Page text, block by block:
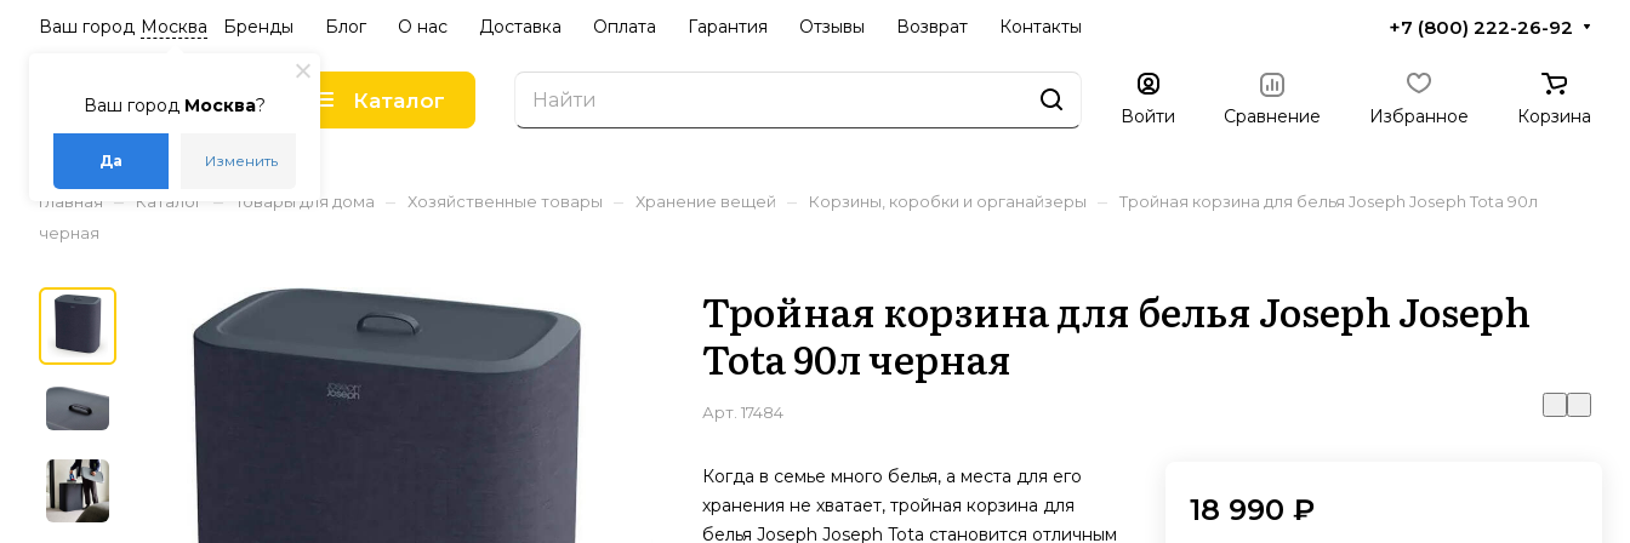
Ваш город Москва?
Да Изменить
Ваш город Москва Бренды Блог О нас Доставка Оплата Гарантия Отзывы Возврат Контакты +7 (800) 222-26-92
Каталог
Войти Сравнение Избранное Корзина
Главная – Каталог – Товары для дома – Хозяйственные товары – Хранение вещей – Корзины, коробки и органайзеры –
Тройная корзина для белья Joseph Joseph Tota 90л
черная
Тройная корзина для белья Joseph Joseph
Tota 90л черная
Арт. 17484
Когда в семье много белья, а места для его
хранения не хватает, тройная корзина для
белья Joseph Joseph Tota становится отличным
18 990 ₽